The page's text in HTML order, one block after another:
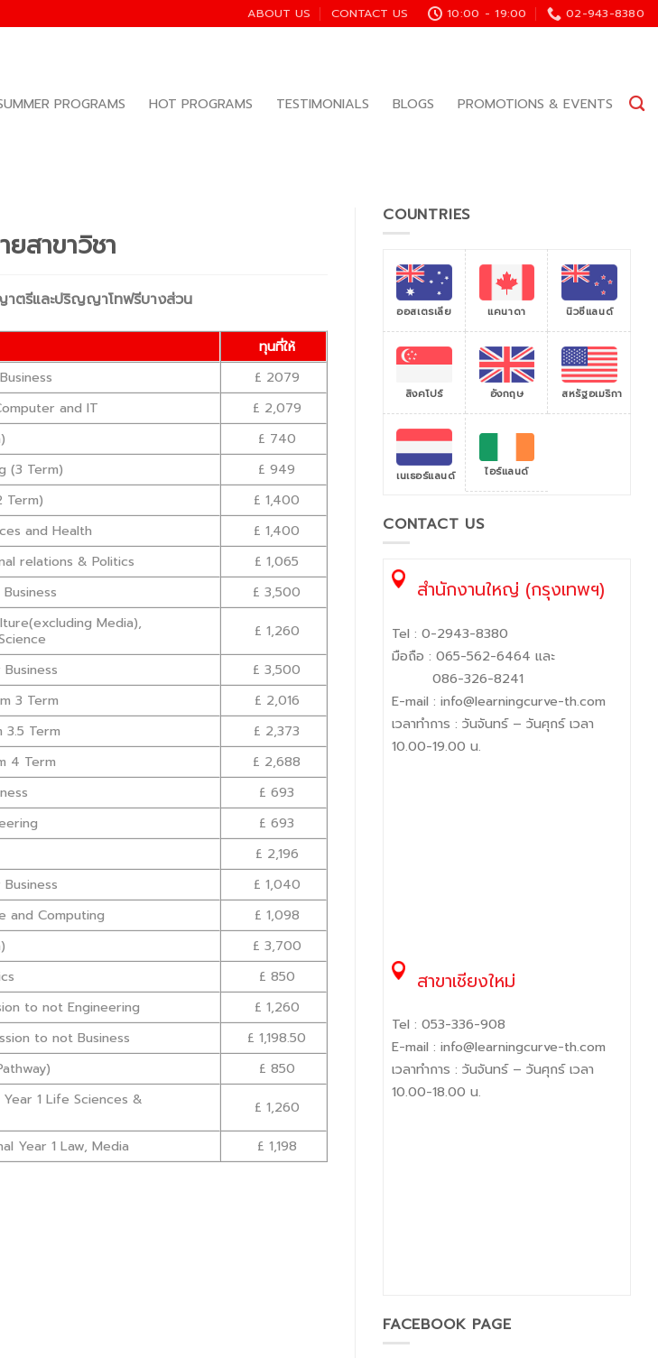
ABOUT US CONTACT US 10:00 - 19:00 02-943-8380
PROGRAMS HOT PROGRAMS TESTIMONIALS BLOGS PROMOTIONS & EVENTS
สาขาวิชา
าตรีและปริญญาโทฟรีบางส่วน
ทุนที่ให้
£ 2079
and IT
£ 2,079
£ 740
(3 Term)
£ 949
Term)
£ 1,400
and Health
£ 1,400
relations & Politics
£ 1,065
£ 3,500
Media),
£ 1,260
£ 3,500
3 Term
£ 2,016
3.5 Term
£ 2,373
4 Term
£ 2,688
£ 693
£ 693
£ 2,196
£ 1,040
and Computing
£ 1,098
£ 3,700
£ 850
to not Engineering
£ 1,260
to not Business
£ 1,198.50
£ 850
1 Life Sciences &
£ 1,260
Year 1 Law, Media
£ 1,198
COUNTRIES
ออสเตรเลีย แคนาดา นิวซีแลนด์
สิงคโปร์ อังกฤษ สหรัฐอเมริกา
เนเธอร์แลนด์ ไอร์แลนด์
CONTACT US
สำนักงานใหญ่ (กรุงเทพฯ)
Tel : 0-2943-8380
มือถือ : 065-562-6464 และ
086-326-8241
E-mail : info@learningcurve-th.com
เวลาทำการ : วันจันทร์ – วันศุกร์ เวลา
10.00-19.00 น.
สาขาเชียงใหม่
Tel : 053-336-908
E-mail : info@learningcurve-th.com
เวลาทำการ : วันจันทร์ – วันศุกร์ เวลา
10.00-18.00 น.
FACEBOOK PAGE